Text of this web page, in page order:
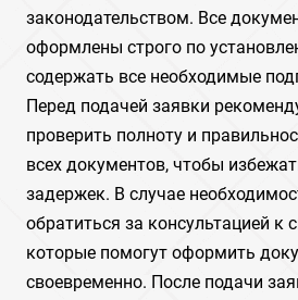
законодательством. Все
оформлены строго по
содержать все необходимые
Перед подачей заявки
проверить полноту и
всех документов, чтобы
задержек. В случае
обратиться за консультацией к
которые помогут оформить
своевременно. После подачи